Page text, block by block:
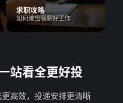
求职攻略
如何跳出高薪好工作
站看全更好投
高效，投递安排更清晰